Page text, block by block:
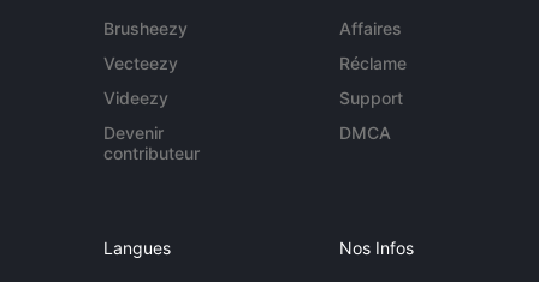
Brusheezy
Vecteezy
Videezy
Devenir
contributeur
Affaires
Réclame
Support
DMCA
Langues Nos Infos